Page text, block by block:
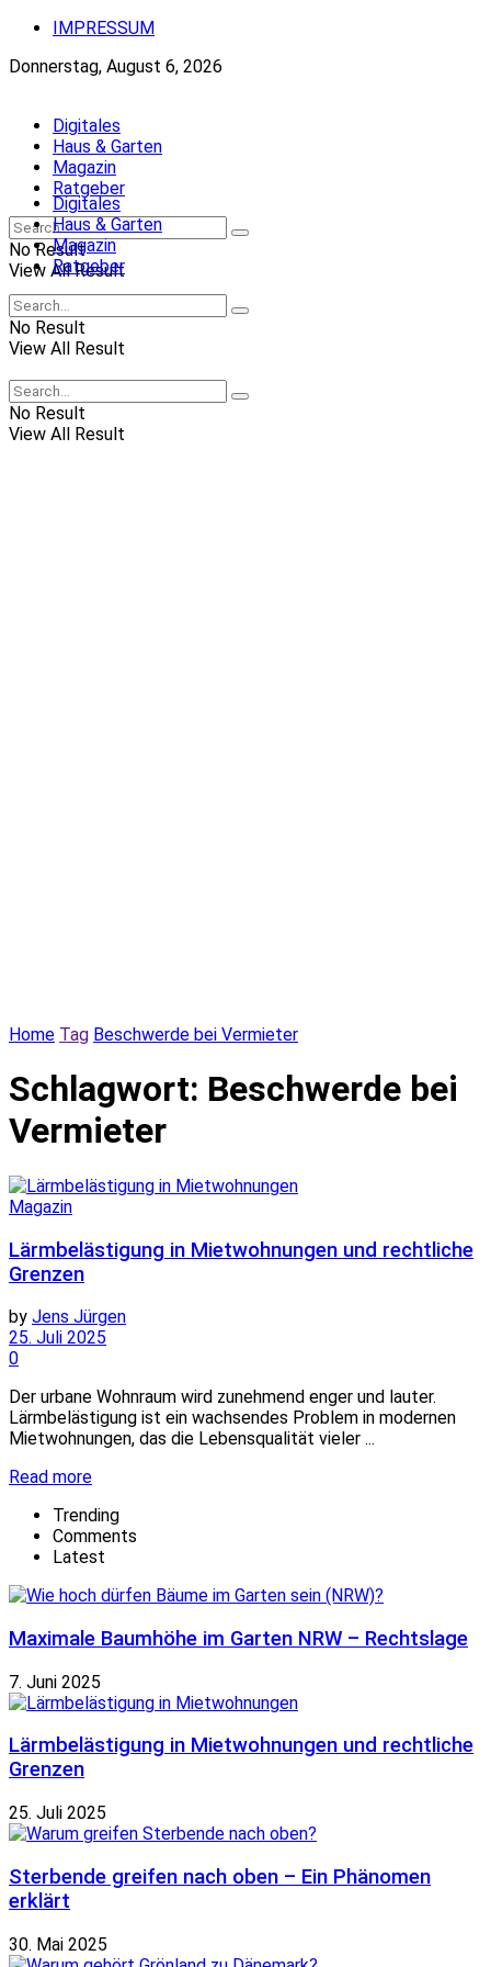
IMPRESSUM
Donnerstag, August 6, 2026
Digitales
Haus & Garten
Magazin
Ratgeber
No Result
View All Result
Digitales
Haus & Garten
Magazin
Ratgeber
No Result
View All Result
No Result
View All Result
Home Tag Beschwerde bei Vermieter
Schlagwort: Beschwerde bei
Vermieter
Magazin
Lärmbelästigung in Mietwohnungen und rechtliche
Grenzen
by Jens Jürgen
25. Juli 2025
0
Der urbane Wohnraum wird zunehmend enger und lauter.
Lärmbelästigung ist ein wachsendes Problem in modernen
Mietwohnungen, das die Lebensqualität vieler ...
Read moreDetails
Trending
Comments
Latest
Maximale Baumhöhe im Garten NRW – Rechtslage
7. Juni 2025
Lärmbelästigung in Mietwohnungen und rechtliche
Grenzen
25. Juli 2025
Sterbende greifen nach oben – Ein Phänomen
erklärt
30. Mai 2025